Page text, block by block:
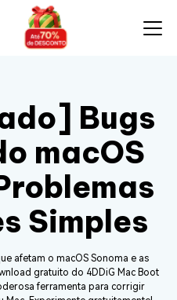
Bugs
macOS
Simples
afetam o macOS Sonoma e as
gratuito do 4DDiG Mac Boot
ferramenta para corrigir